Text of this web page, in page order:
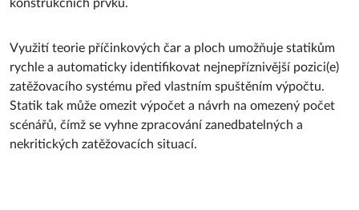
konstrukčních prvků.
Využití teorie příčinkových čar a ploch umožňuje statikům
rychle a automaticky identifikovat nejnepříznivější pozici(e)
zatěžovacího systému před vlastním spuštěním výpočtu.
Statik tak může omezit výpočet a návrh na omezený počet
scénářů, čímž se vyhne zpracování zanedbatelných a
nekritických zatěžovacích situací.